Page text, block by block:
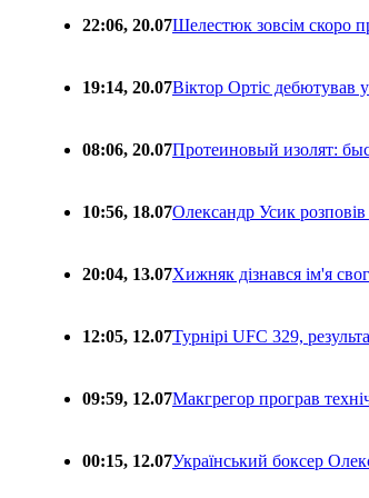
22:06, 20.07Шелестюк зовсім скоро
19:14, 20.07Віктор Ортіс дебютував
08:06, 20.07Протеиновый изолят:
10:56, 18.07Олександр Усик
20:04, 13.07Хижняк дізнався ім'я
12:05, 12.07Турнірі UFC 329,
09:59, 12.07Макгрегор програв
00:15, 12.07Український боксер